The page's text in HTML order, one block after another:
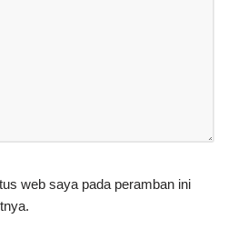
web saya pada peramban ini